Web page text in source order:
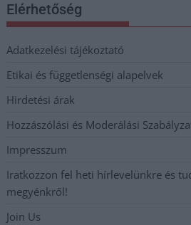
Elérhetőség
Adatkezelési tájékoztató
Etikai és függetlenségi alapelvek
Hirdetési árak
Hozzászólási és Moderálási
Impresszum
Iratkozzon fel heti hírlevelünkre és
megyénkről!
Join Us